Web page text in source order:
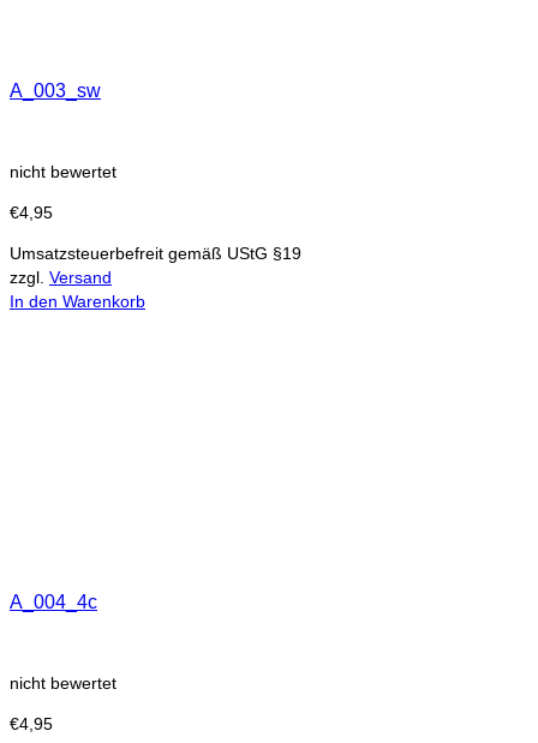
A_003_sw
nicht bewertet
€4,95
Umsatzsteuerbefreit gemäß UStG §19
zzgl. Versand
In den Warenkorb
A_004_4c
nicht bewertet
€4,95